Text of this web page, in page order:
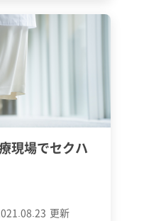
更新
現場でセクハ